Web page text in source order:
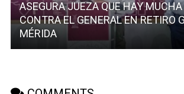
ASEGURA JUEZA QUE HAY
CONTRA EL GENERAL EN RETIRO
MÉRIDA